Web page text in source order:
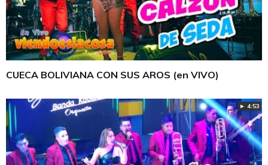
CUECA BOLIVIANA CON SUS AROS (en VIVO)
► 4:53